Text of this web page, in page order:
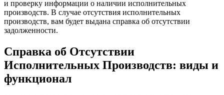
и проверку информации о наличии исполнительных
производств. В случае отсутствия исполнительных
производств, вам будет выдана справка об отсутствии
задолженности.
Справка об Отсутствии
Исполнительных Производств: виды и
функционал